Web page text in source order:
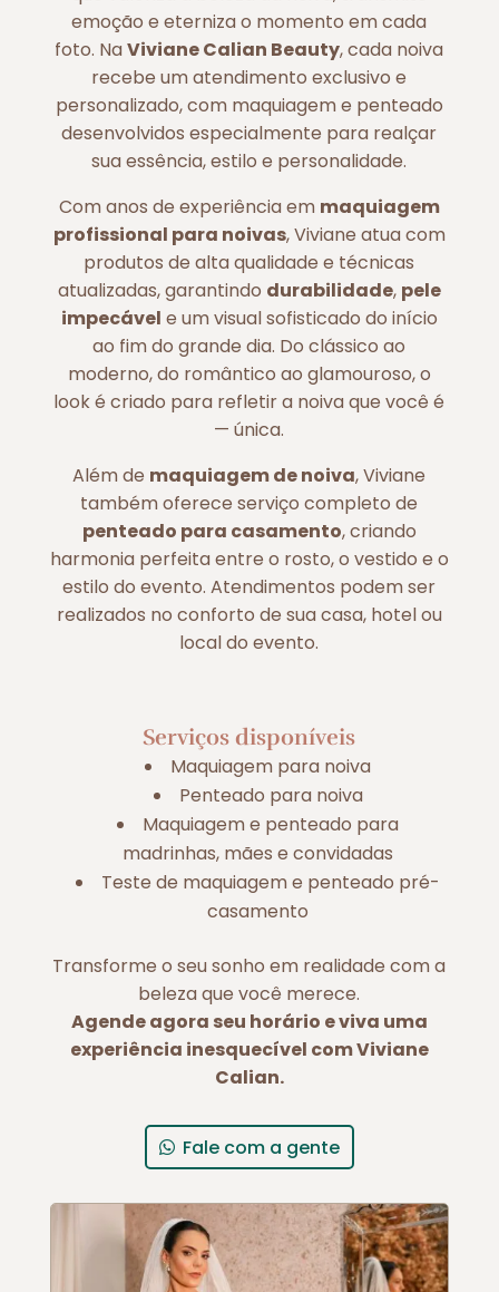
emoção e eterniza o momento em cada
foto. NaViviane Calian Beauty, cada noiva
recebe um atendimento exclusivo e
personalizado, com maquiagem e penteado
desenvolvidos especialmente para realçar
sua essência, estilo e personalidade.
Com anos de experiência em maquiagem
profissional para noivas, Viviane atua com
produtos de alta qualidade e técnicas
atualizadas, garantindo durabilidade, pele
impecável e um visual sofisticado do início
ao fim do grande dia. Do clássico ao
moderno, do romântico ao glamouroso, o
look é criado para refletir a noiva que você é
— única.
Além de maquiagem de noiva, Viviane
também oferece serviço completo de
penteado para casamento, criando
harmonia perfeita entre o rosto, o vestido e o
estilo do evento. Atendimentos podem ser
realizados no conforto de sua casa, hotel ou
local do evento.
Serviços disponíveis
Maquiagem para noiva
Penteado para noiva
Maquiagem e penteado para
madrinhas, mães e convidadas
Teste de maquiagem e penteado pré-
casamento
Transforme o seu sonho em realidade com a
beleza que você merece.
Agende agora seu horário e viva uma
experiência inesquecível com Viviane
Calian.
Fale com a gente